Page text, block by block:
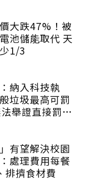
大跌47%！被
池儲能取代 天
1/3
納入科技執
垃圾最高可罰
舉證直接罰車
有望解決校園
處理費用每餐
排擠食材費